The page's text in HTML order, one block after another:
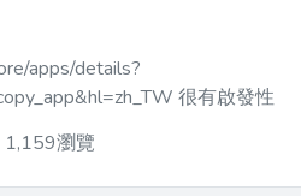
apps/details?
id=com.solomeowl.sutra_copy_app&hl=zh_TW 很有啟發性
1,159瀏覽